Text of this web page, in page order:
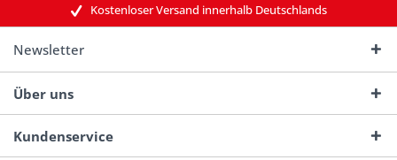
Kostenloser Versand innerhalb Deutschlands
Newsletter
Über uns
Kundenservice